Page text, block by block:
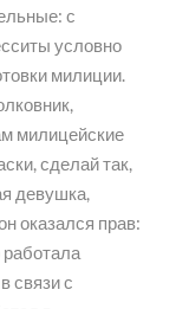
с
условно
милиции.
милицейские
сделай так,
девушка,
оказался прав:
работала
связи с